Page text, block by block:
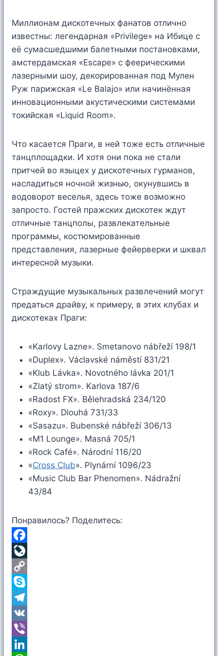
Миллионам дискотечных фанатов отлично
известны: легендарная «Privilege» на Ибице с
её сумасшедшими балетными постановками,
амстердамская «Escape» с феерическими
лазерными шоу, декорированная под Мулен
Руж парижская «Le Balajo» или начинённая
инновационными акустическими системами
токийская «Liquid Room».
Что касается Праги, в ней тоже есть отличные
танцплощадки. И хотя они пока не стали
притчей во языцех у дискотечных гурманов,
насладиться ночной жизнью, окунувшись в
водоворот веселья, здесь тоже возможно
запросто. Гостей пражских дискотек ждут
отличные танцполы, развлекательные
программы, костюмированные
представления, лазерные фейерверки и шквал
интересной музыки.
Страждущие музыкальных развлечений могут
предаться драйву, к примеру, в этих клубах и
дискотеках Праги:
«Karlovy Lazne». Smetanovo nábřeží 198/1
«Duplex». Václavské náměstí 831/21
«Klub Lávka». Novotného lávka 201/1
«Zlatý strom». Karlova 187/6
«Radost FX». Bělehradská 234/120
«Roxy». Dlouhá 731/33
«Sasazu». Bubenské nábřeží 306/13
«M1 Lounge». Masná 705/1
«Rock Café». Národní 116/20
«Cross Club». Plynární 1096/23
«Music Club Bar Phenomen». Nádražní
43/84
Понравилось? Поделитесь:
F
a
c
e
b
o
o
L
v
e
J
o
C
o
p
y
L
S
k
y
p
T
e
V
K
V